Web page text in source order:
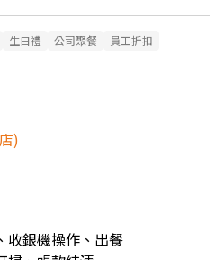
生日禮 公司聚餐
員工折扣
)
收銀機操作、出餐